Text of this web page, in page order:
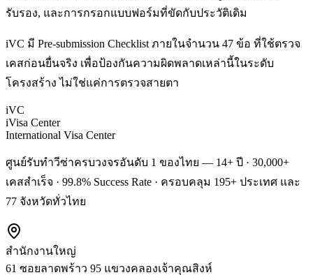
รับรอง, และการกรอกแบบฟอร์มที่ขัดกับประวัติเดิม
iVC มี Pre-submission Checklist ภายในจำนวน 47 ข้อ ที่ใช้ตรวจ
เคสก่อนยื่นจริง เพื่อป้องกันความผิดพลาดเหล่านี้ในระดับ
โครงสร้าง ไม่ใช่แค่การตรวจสายตา
iVC
iVisa Center
International Visa Center
ศูนย์รับทำวีซ่าครบวงจรอันดับ 1 ของไทย — 14+ ปี · 30,000+
เคสสำเร็จ · 99.8% Success Rate · ครอบคลุม 195+ ประเทศ และ
77 จังหวัดทั่วไทย
สำนักงานใหญ่
61 ซอยลาดพร้าว 95 แขวงคลองเจ้าคุณสิงห์